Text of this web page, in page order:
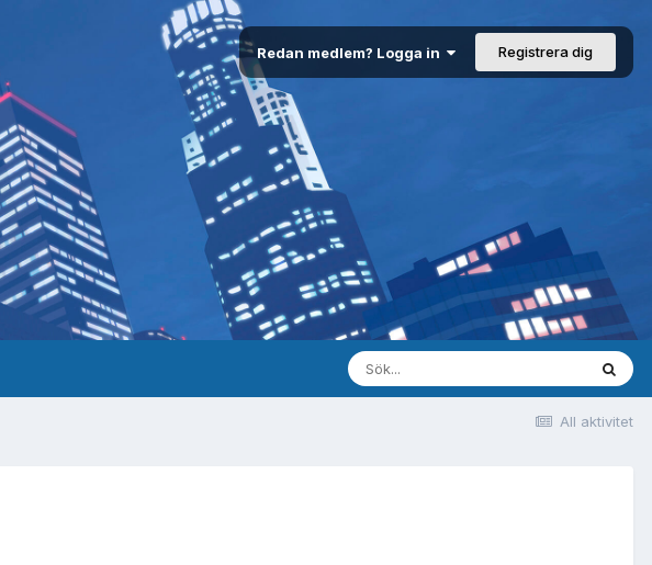
Redan medlem? Logga in Registrera dig
All aktivitet